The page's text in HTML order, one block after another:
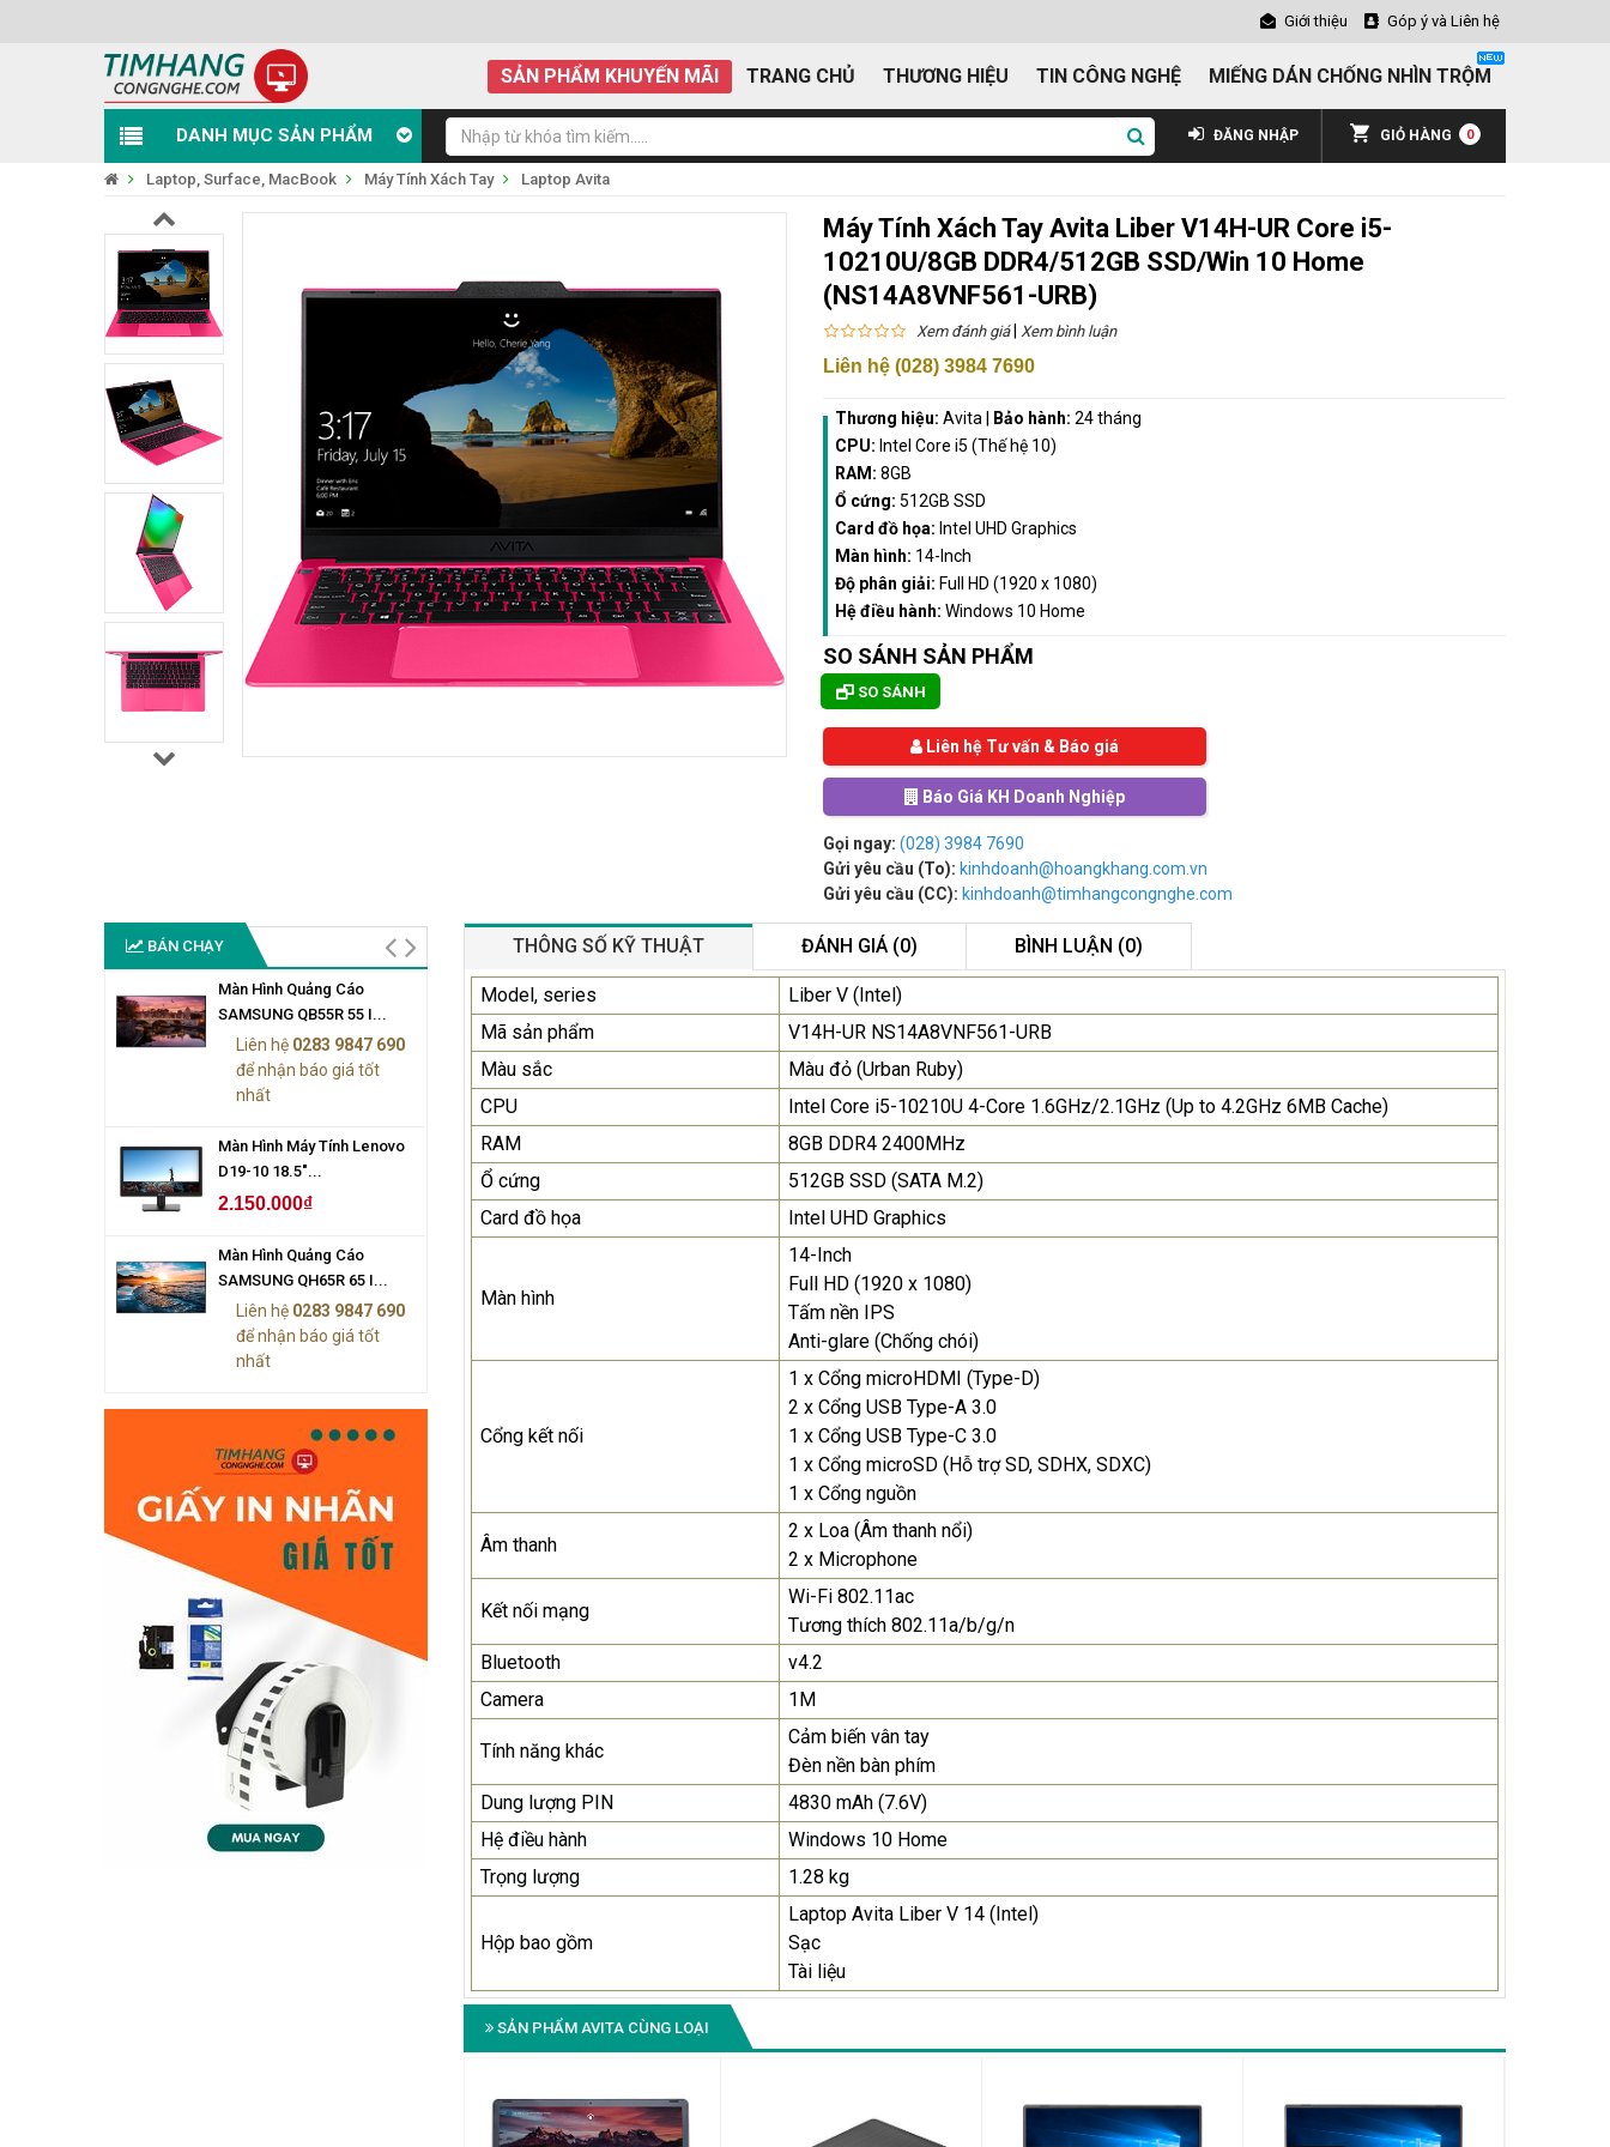
Giới thiệu Góp ý và Liên hệ
SẢN PHẨM KHUYẾN MÃI TRANG CHỦ THƯƠNG HIỆU TIN CÔNG NGHỆ MIẾNG DÁN CHỐNG NHÌN TRỘM
DANH MỤC SẢN PHẨM GIỎ HÀNG 0
ĐĂNG NHẬP
Laptop, Surface, MacBook Máy Tính Xách Tay Laptop Avita
Máy Tính Xách Tay Avita Liber V14H-UR Core i5-
10210U/8GB DDR4/512GB SSD/Win 10 Home
(NS14A8VNF561-URB)
Xem đánh giá| Xem bình luận
Liên hệ (028) 3984 7690
Thương hiệu: Avita Bảo hành: 24 tháng
CPU: Intel Core i5 (Thế hệ 10)
RAM: 8GB
Ổ cứng: 512GB SSD
Card đồ họa: Intel UHD Graphics
Màn hình: 14-Inch
Độ phân giải: Full HD (1920 x 1080)
Hệ điều hành: Windows 10 Home
SO SÁNH SẢN PHẨM
SO SÁNH
Liên hệ Tư vấn & Báo giá
Báo Giá KH Doanh Nghiệp
Gọi ngay: (028) 3984 7690
Gửi yêu cầu (To): kinhdoanh@hoangkhang.com.vn
Gửi yêu cầu (CC): kinhdoanh@timhangcongnghe.com
BÁN CHẠY
Màn Hình Quảng Cáo
SAMSUNG QB55R 55 I...
Liên hệ 0283 9847 690
để nhận báo giá tốt
nhất
Màn Hình Máy Tính Lenovo
D19-10 18.5"...
2.150.000₫
Màn Hình Quảng Cáo
SAMSUNG QH65R 65 I...
Liên hệ 0283 9847 690
để nhận báo giá tốt
nhất
Màn Hình Quảng Cáo
SAMSUNG QB55R 55 I...
Liên hệ0283 9847 690
để nhận báo giá tốt
nhất
Màn Hình Máy Tính Lenovo
D19-10 18.5"...
2.150.000₫
SAMSUNG QH65R 65 I...
Liên hệ
để nhận báo giá tốt
nhất
THÔNG SỐ KỸ THUẬT ĐÁNH GIÁ (0) BÌNH LUẬN (0)
Model, series
Liber V (Intel)
Mã sản phẩm
V14H-UR NS14A8VNF561-URB
Màu sắc
Màu đỏ (Urban Ruby)
CPU
Intel Core i5-10210U 4-Core 1.6GHz/2.1GHz (Up to 4.2GHz 6MB Cache)
RAM
8GB DDR4 2400MHz
Ổ cứng
512GB SSD (SATA M.2)
Card đồ họa
Intel UHD Graphics
Màn hình
14-Inch
Full HD (1920 x 1080)
Tấm nền IPS
Anti-glare (Chống chói)
Cổng kết nối
1 x Cổng microHDMI (Type-D)
2 x Cổng USB Type-A 3.0
1 x Cổng USB Type-C 3.0
1 x Cổng microSD (Hỗ trợ SD, SDHX, SDXC)
1 x Cổng nguồn
Âm thanh
2 x Loa (Âm thanh nổi)
2 x Microphone
Kết nối mạng
Wi-Fi 802.11ac
Tương thích 802.11a/b/g/n
Bluetooth
v4.2
Camera
1M
Tính năng khác
Cảm biến vân tay
Đèn nền bàn phím
Dung lượng PIN
4830 mAh (7.6V)
Hệ điều hành
Windows 10 Home
Trọng lượng
1.28 kg
Hộp bao gồm
Laptop Avita Liber V 14 (Intel)
Sạc
Tài liệu
SẢN PHẨM AVITA CÙNG LOẠI